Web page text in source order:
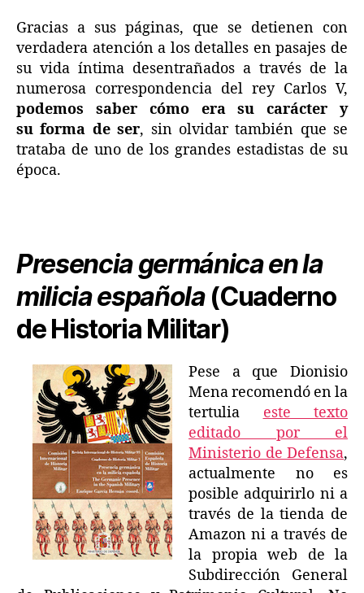
Gracias a sus páginas, que se detienen con
verdadera atención a los detalles en pasajes de
su vida íntima desentrañados a través de la
numerosa correspondencia del rey Carlos V,
podemos saber cómo era su carácter y
su forma de ser, sin olvidar también que se
trataba de uno de los grandes estadistas de su
época.
Presencia germánica en la
milicia española(Cuaderno
de Historia Militar)
Pese a que Dionisio
Mena recomendó en la
tertulia este texto
editado por el
Ministerio de Defensa,
actualmente no es
posible adquirirlo ni a
través de la tienda de
Amazon ni a través de
la propia web de la
Subdirección General